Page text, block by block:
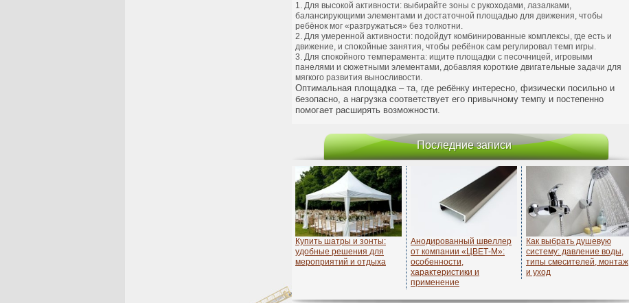
Для высокой активности: выбирайте зоны с рукоходами, лазалками,
балансирующими элементами и достаточной площадью для движения, чтобы
ребёнок мог «разгружаться» без толкотни.
Для умеренной активности: подойдут комбинированные комплексы, где есть и
движение, и спокойные занятия, чтобы ребёнок сам регулировал темп игры.
Для спокойного темперамента: ищите площадки с песочницей, игровыми
панелями и сюжетными элементами, добавляя короткие двигательные задачи для
мягкого развития выносливости.
Оптимальная площадка – та, где ребёнку интересно, физически посильно и
безопасно, а нагрузка соответствует его привычному темпу и постепенно
помогает расширять возможности.
Последние записи
Купить шатры и зонты:
удобные решения для
мероприятий и отдыха
Анодированный швеллер
от компании «ЦВЕТ-М»:
особенности,
характеристики и
применение
Как выбрать душевую
систему: давление воды,
типы смесителей, монтаж
и уход